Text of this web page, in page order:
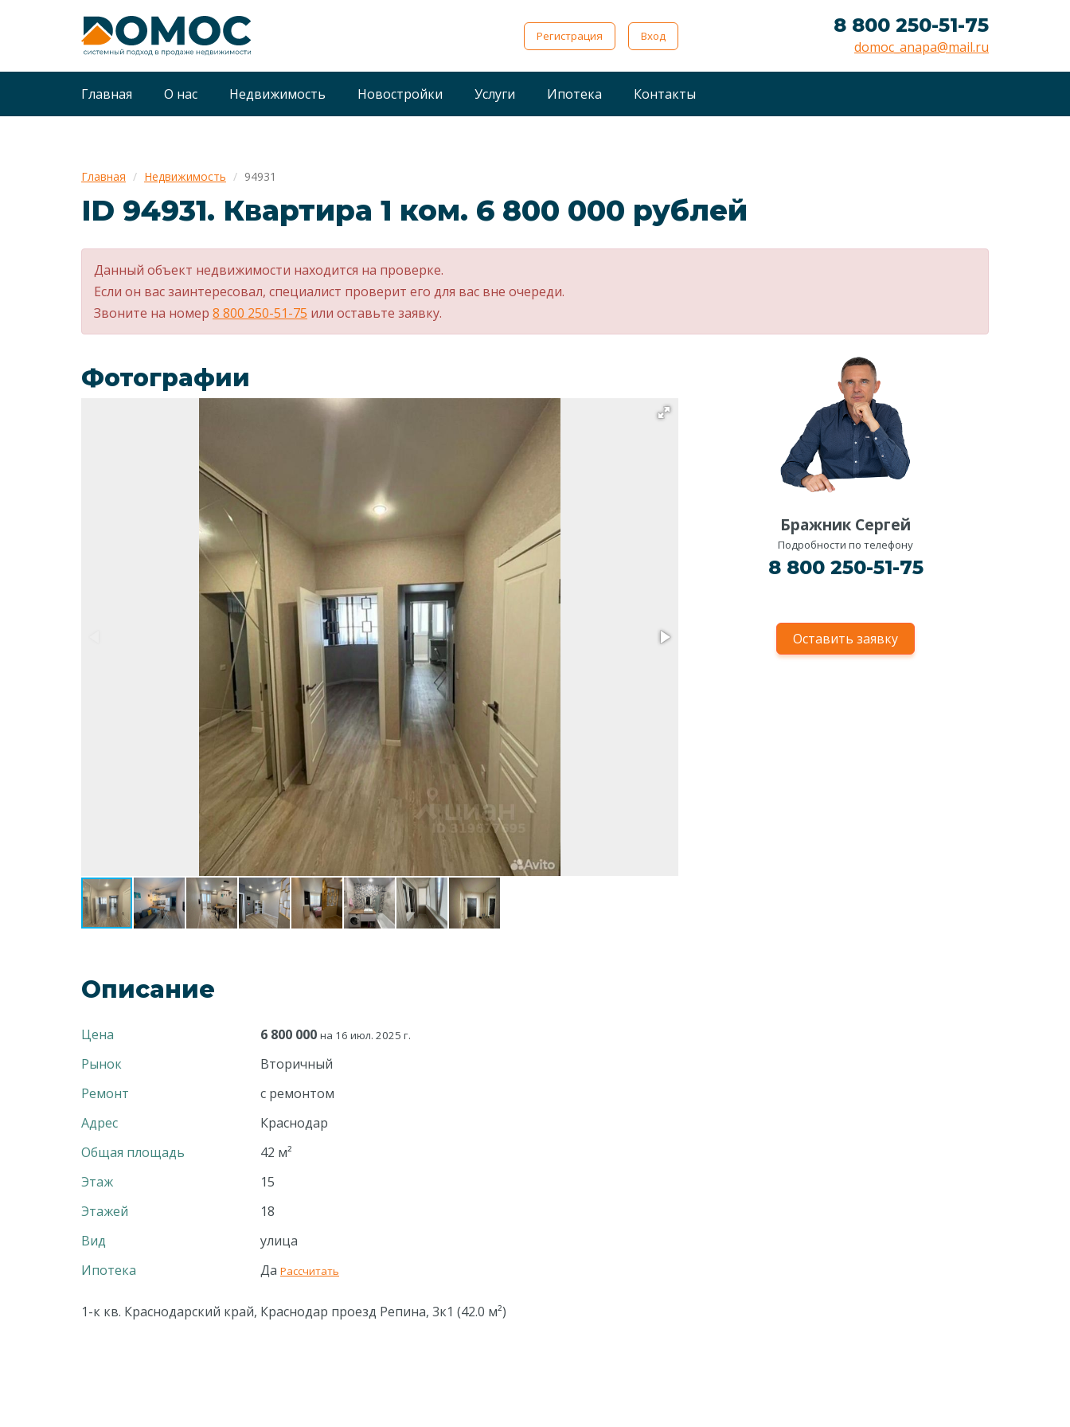
Регистрация Вход 8 800 250-51-75
domoc_anapa@mail.ru
Главная О нас Недвижимость Новостройки Услуги Ипотека Контакты
Главная Недвижимость 94931
ID 94931. Квартира 1 ком. 6 800 000 рублей
Данный объект недвижимости находится на проверке.
Если он вас заинтересовал, специалист проверит его для вас вне очереди.
Звоните на номер 8 800 250-51-75 или оставьте заявку.
Фотографии
Описание
Цена 6 800 000 на 16 июл. 2025 г.
Рынок
Вторичный
Ремонт
с ремонтом
Адрес
Краснодар
Общая площадь
42 м²
Этаж
15
Этажей
18
Вид
улица
Ипотека
Да Рассчитать
1-к кв. Краснодарский край, Краснодар проезд Репина, 3к1 (42.0 м²)
Бражник Сергей
Подробности по телефону
8 800 250-51-75
Оставить заявку